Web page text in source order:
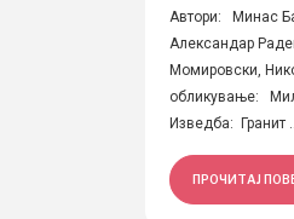
Автори: Минас
Александар
Момировски,
обликување:
Изведба: Гранит
ПРОЧИТАЈ